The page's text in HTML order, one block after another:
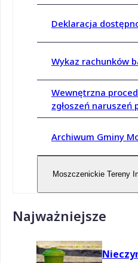
Deklaracja
Wykaz rachunków
Wewnętrzna
zgłoszeń naruszeń
Archiwum Gminy
Moszczenickie Tereny
Najważniejsze